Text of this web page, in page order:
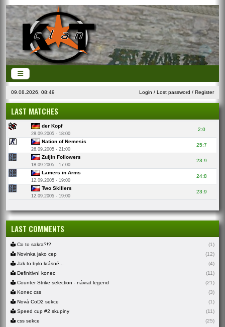
09.08.2026, 08:49 Login / Lost password / Register
LAST MATCHES
der Kopf
28.09.2005 - 18:00
2:0
Nation of Nemesis
26.09.2005 - 21:00
25:7
Zuljin Followers
18.09.2005 - 17:00
23:9
Lamers in Arms
12.09.2005 - 19:00
24:8
Two Skillers
12.09.2005 - 19:00
23:9
LAST COMMENTS
Co to sakra?!?
(1)
Novinka jako cep
(12)
Jak to bylo krásné...
(4)
Definitivní konec
(11)
Counter Strike selection - návrat legend
(21)
Konec css
(3)
Nová CoD2 sekce
(1)
Speed cup #2 skupiny
(11)
css sekce
(25)